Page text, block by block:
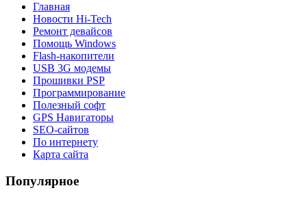
Главная
Новости Hi-Tech
Ремонт девайсов
Помощь Windows
Flash-накопители
USB 3G модемы
Прошивки PSP
Программирование
Полезный софт
GPS Навигаторы
SEO-сайтов
По интернету
Карта сайта
Популярное